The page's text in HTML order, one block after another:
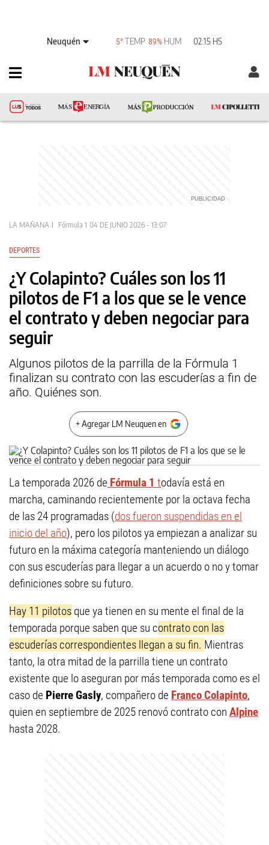
Neuquén 5°TEMP 89% HUM 02:15 HS
LA MAÑANA Fórmula 1 04 DE JUNIO 2026 - 13:07
DEPORTES
¿Y Colapinto? Cuáles son los 11
pilotos de F1 a los que se le vence
el contrato y deben negociar para
seguir
Algunos pilotos de la parrilla de la Fórmula 1
finalizan su contrato con las escuderías a fin de
año. Quiénes son.
+ Agregar LM Neuquen en
La temporada 2026 de Fórmula 1 todavía está en
marcha, caminando recientemente por la octava fecha
de las 24 programadas (dos fueron suspendidas en el
inicio del año), pero los pilotos ya empiezan a analizar su
futuro en la máxima categoría manteniendo un diálogo
con sus escuderías para llegar a un acuerdo o no y tomar
definiciones sobre su futuro.
Hay 11 pilotos que ya tienen en su mente el final de la
temporada porque saben que su contrato con las
escuderías correspondientes llegan a su fin. Mientras
tanto, la otra mitad de la parrilla tiene un contrato
existente que lo aseguran por más temporada como es el
caso de Pierre Gasly, compañero de Franco Colapinto,
quien en septiembre de 2025 renovó contrato con Alpine
hasta 2028.